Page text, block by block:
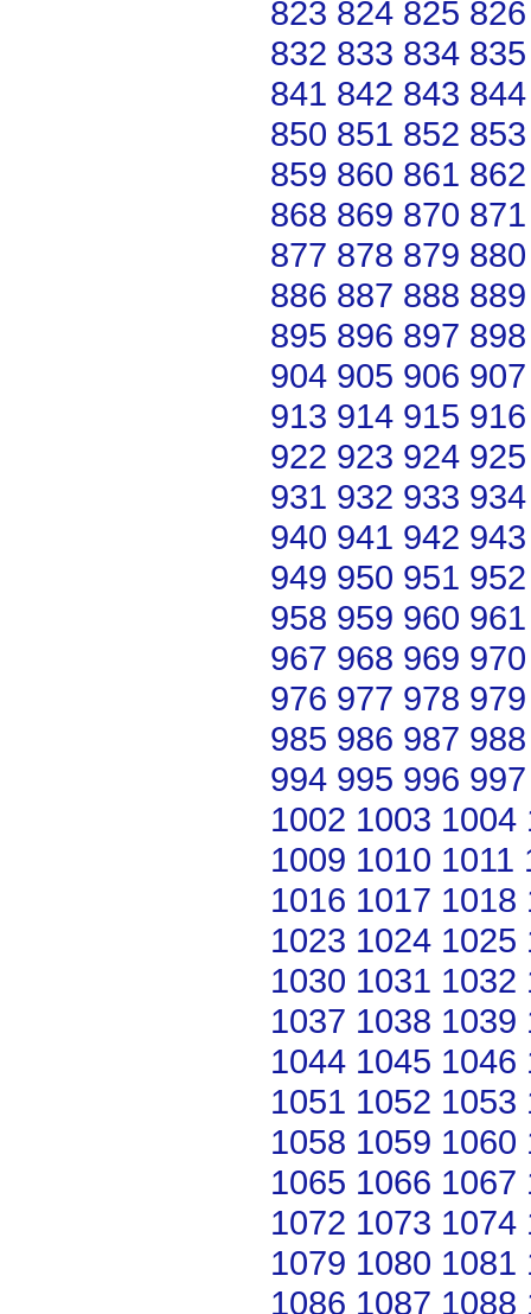
823 824 825 826
832 833 834 835
841 842 843 844
850 851 852 853
859 860 861 862
868 869 870 871
877 878 879 880
886 887 888 889
895 896 897 898
904 905 906 907
913 914 915 916
922 923 924 925
931 932 933 934
940 941 942 943
949 950 951 952
958 959 960 961
967 968 969 970
976 977 978 979
985 986 987 988
994 995 996 997
1002 1003 1004
1009 1010 1011
1016 1017 1018
1023 1024 1025
1030 1031 1032
1037 1038 1039
1044 1045 1046
1051 1052 1053
1058 1059 1060
1065 1066 1067
1072 1073 1074
1079 1080 1081
1086 1087 1088